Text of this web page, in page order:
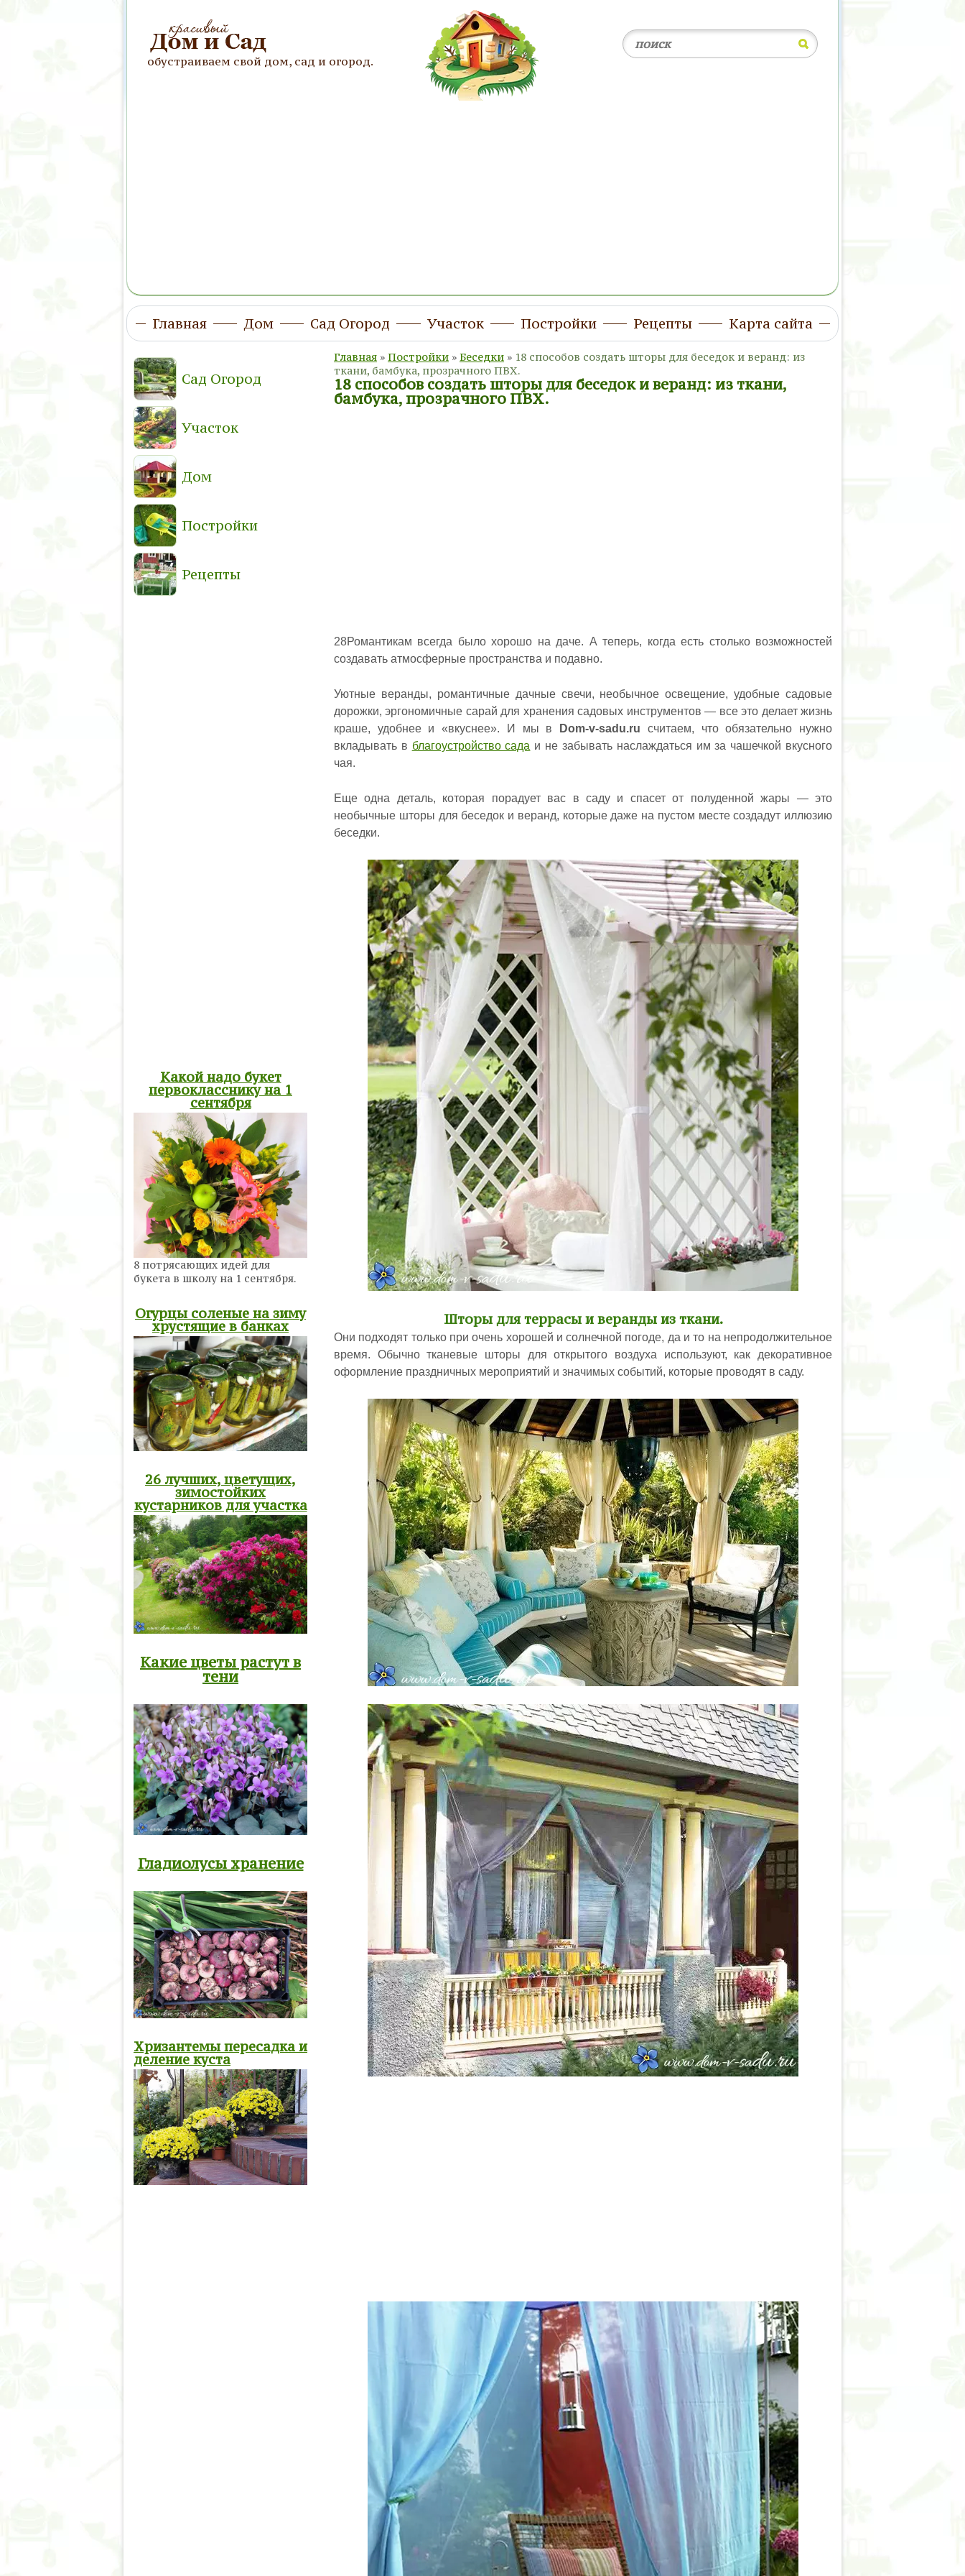
обустраиваем свой дом, сад и огород.
Главная Дом Сад Огород Участок Постройки Рецепты Карта сайта
Главная » Постройки » Беседки » 18 способов создать шторы для беседок и веранд: из
ткани, бамбука, прозрачного ПВХ.
18 способов создать шторы для беседок и веранд: из ткани,
бамбука, прозрачного ПВХ.
28Романтикам всегда было хорошо на даче. А теперь, когда есть столько возможностей
создавать атмосферные пространства и подавно.
Уютные веранды, романтичные дачные свечи, необычное освещение, удобные садовые
дорожки, эргономичные сарай для хранения садовых инструментов — все это делает жизнь
краше, удобнее и «вкуснее». И мы в
Dom-v-sadu.ru считаем, что обязательно нужно
вкладывать в благоустройство сада и не забывать наслаждаться им за чашечкой вкусного
чая.
Еще одна деталь, которая порадует вас в саду и спасет от полуденной жары — это
необычные шторы для беседок и веранд, которые даже на пустом месте создадут иллюзию
беседки.
Шторы для террасы и веранды из ткани.
Они подходят только при очень хорошей и солнечной погоде, да и то на непродолжительное
время. Обычно тканевые шторы для открытого воздуха используют, как декоративное
оформление праздничных мероприятий и значимых событий, которые проводят в саду.
Сад Огород
Участок
Дом
Постройки
Рецепты
Какой надо букет
первокласснику на 1
сентября
8 потрясающих идей для
букета в школу на 1 сентября.
Огурцы соленые на зиму
хрустящие в банках
26 лучших, цветущих,
зимостойких
кустарников для участка
Какие цветы растут в
тени
Гладиолусы хранение
Хризантемы пересадка и
деление куста